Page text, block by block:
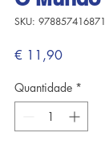
SKU:
€ 11,90Preço
Quantidade *